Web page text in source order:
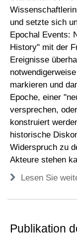
und setzte sich
Epochal Events:
History" mit der
Ereignisse
markieren und
Epoche, einer
versprechen,
konstruiert
historische
Widerspruch zu
Akteure stehen
Lesen Sie
Publikation